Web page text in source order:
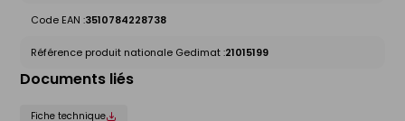
Code EAN :3510784228738
Référence produit nationale Gedimat :21015199
Documents liés
Fiche technique